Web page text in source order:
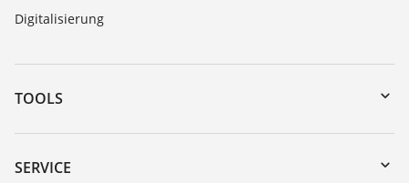
Digitalisierung
TOOLS
Download-Center
Gerätesuche (Seriennummer)
SERVICE